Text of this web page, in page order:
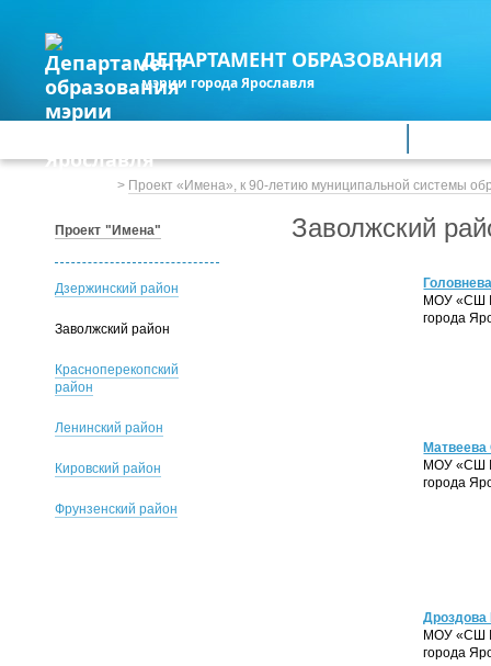
ДЕПАРТАМЕНТ ОБРАЗОВАНИЯ
мэрии города Ярославля
> Проект «Имена», к 90-летию муниципальной системы
Заволжский
МОУ «СШ
города
МОУ «СШ
города
МОУ «СШ
города
Проект "Имена"
Дзержинский район
Заволжский район
Красноперекопский
район
Ленинский район
Кировский район
Фрунзенский район